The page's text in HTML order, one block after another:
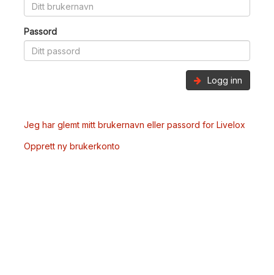
Passord
Logg inn
Jeg har glemt mitt brukernavn eller passord for Livelox
Opprett ny brukerkonto